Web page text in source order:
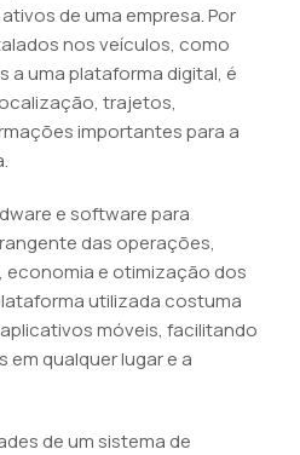
de uma empresa. Por
nos veículos, como
a uma plataforma digital, é
trajetos,
importantes para a
e software para
das operações,
e otimização dos
utilizada costuma
móveis, facilitando
qualquer lugar e a
de um sistema de